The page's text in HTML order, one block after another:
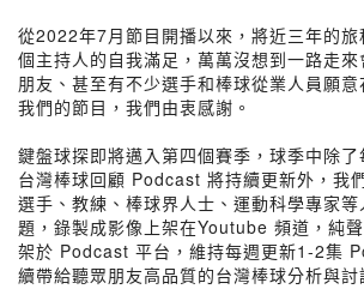
從2022年7月節目開播以來，將近三年的
個主持人的自我滿足，萬萬沒想到一路走
朋友、甚至有不少選手和棒球從業人員願
我們的節目，我們由衷感謝。
鍵盤球探即將邁入第四個賽季，球季中除
台灣棒球回顧 Podcast 將持續更新外，我
選手、教練、棒球界人士、運動科學專家
題，錄製成影像上架在Youtube 頻道，純
架於 Podcast 平台，維持每週更新1-2集
續帶給聽眾朋友高品質的台灣棒球分析與討